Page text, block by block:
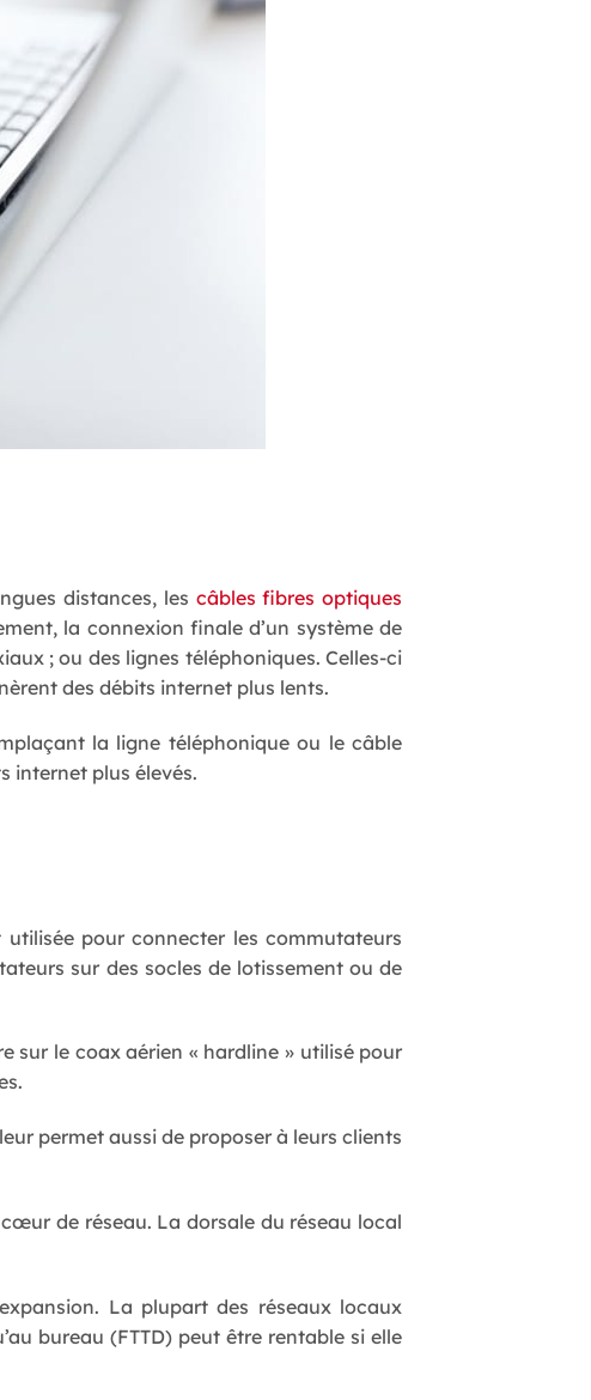
distances, les câbles fibres optiques
la connexion finale d’un système de
; ou des lignes téléphoniques. Celles-ci
des débits internet plus lents.
la ligne téléphonique ou le câble
internet plus élevés.
pour connecter les commutateurs
sur des socles de lotissement ou de
sur le coax aérien « hardline » utilisé pour
permet aussi de proposer à leurs clients
de réseau. La dorsale du réseau local
La plupart des réseaux locaux
bureau (FTTD) peut être rentable si elle